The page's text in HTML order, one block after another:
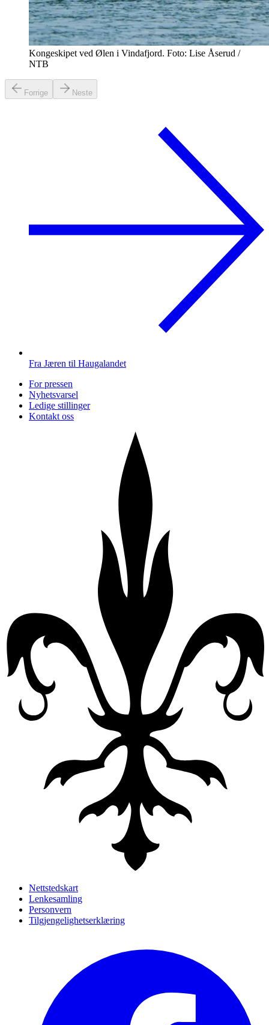
Kongeskipet ved Ølen i Vindafjord. Foto: Lise Åserud /
NTB
Forrige Neste
Fra Jæren til Haugalandet
For pressen
Nyhetsvarsel
Ledige stillinger
Kontakt oss
Nettstedskart
Lenkesamling
Personvern
Tilgjengelighetserklæring